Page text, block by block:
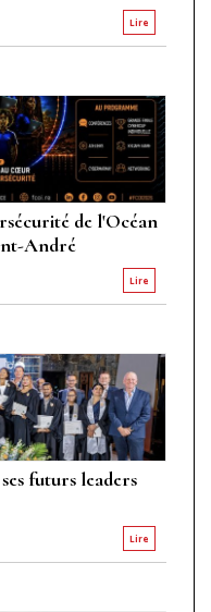
Lire
de l'Océan
André
Lire
futurs leaders
Lire